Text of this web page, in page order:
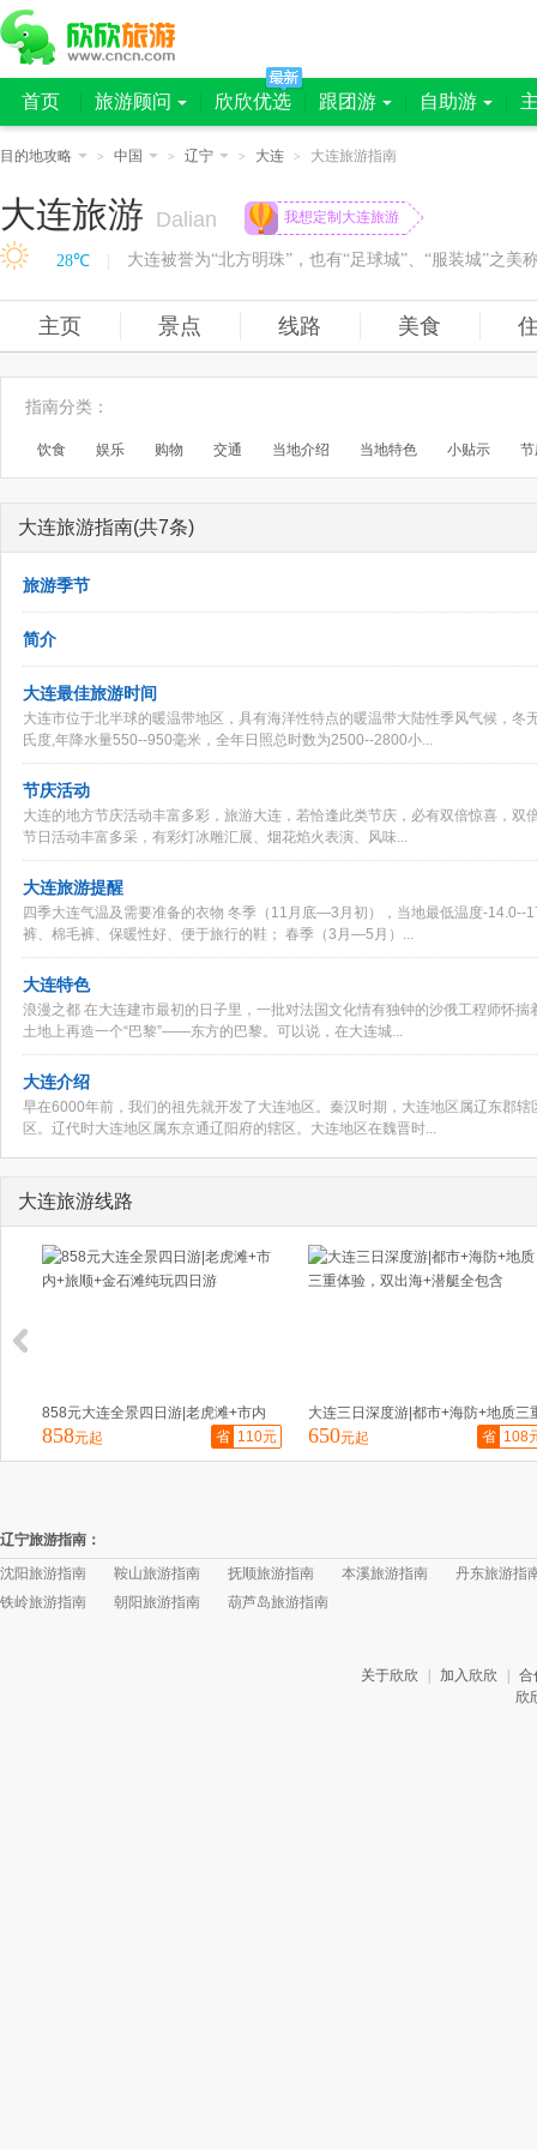
首页 旅游顾问 欣欣优选 跟团游 自助游
目的地攻略 > 中国 > 辽宁 > 大连 > 大连旅游指南
大连旅游 Dalian 我想定制大连旅游
28℃
主页 景点 线路 美食
指南分类 ：
饮食 娱乐 购物 交通 当地介绍 当地特色 小贴示
大连旅游指南(共7条)
旅游季节
简介
大连最佳旅游时间
大连市位于北半球的暖温带地区，具有海洋性特点的暖温带大陆性季风气候，
氏度,年降水量550--950毫米，全年日照总时数为2500--2800小...
节庆活动
大连的地方节庆活动丰富多彩，旅游大连，若恰逢此类节庆，必有双倍惊喜，双
节日活动丰富多采，有彩灯冰雕汇展、烟花焰火表演、风味...
大连旅游提醒
四季大连气温及需要准备的衣物 冬季（11月底—3月初），当地最低温度-14.0--
裤、棉毛裤、保暖性好、便于旅行的鞋； 春季（3月—5月）...
大连特色
浪漫之都 在大连建市最初的日子里，一批对法国文化情有独钟的沙俄工程师怀
土地上再造一个“巴黎”——东方的巴黎。可以说，在大连城...
大连介绍
早在6000年前，我们的祖先就开发了大连地区。秦汉时期，大连地区属辽东郡
区。辽代时大连地区属东京通辽阳府的辖区。大连地区在魏晋时...
大连旅游线路
858元大连全景四日游|老虎滩+市内
+旅顺+金石滩纯玩四日游
858元起 省 110元
大连三日深度游|都市+海防+地质三
体验，双出海+潜艇全包含
650元起 省 108
辽宁旅游指南：
沈阳旅游指南
鞍山旅游指南 抚顺旅游指南 本溪旅游指南
丹东旅游指
铁岭旅游指南
朝阳旅游指南 葫芦岛旅游指南
关于欣欣 加入欣欣
合
欣